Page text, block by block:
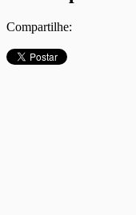
Compartilhe: